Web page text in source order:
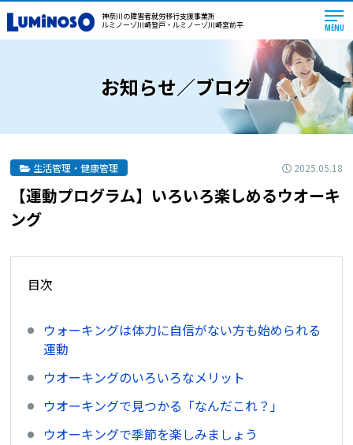
神奈川の障害者就労移行支援事業所
ルミノーゾ川崎登戸・ルミノーゾ川崎宮前平
MENU
お知らせ／ブログ
生活管理・健康管理 2025.05.18
【運動プログラム】いろいろ楽しめるウオーキ
ング
目次
ウォーキングは体力に自信がない方も始められる
運動
ウオーキングのいろいろなメリット
ウオーキングで見つかる「なんだこれ？」
ウオーキングで季節を楽しみましょう